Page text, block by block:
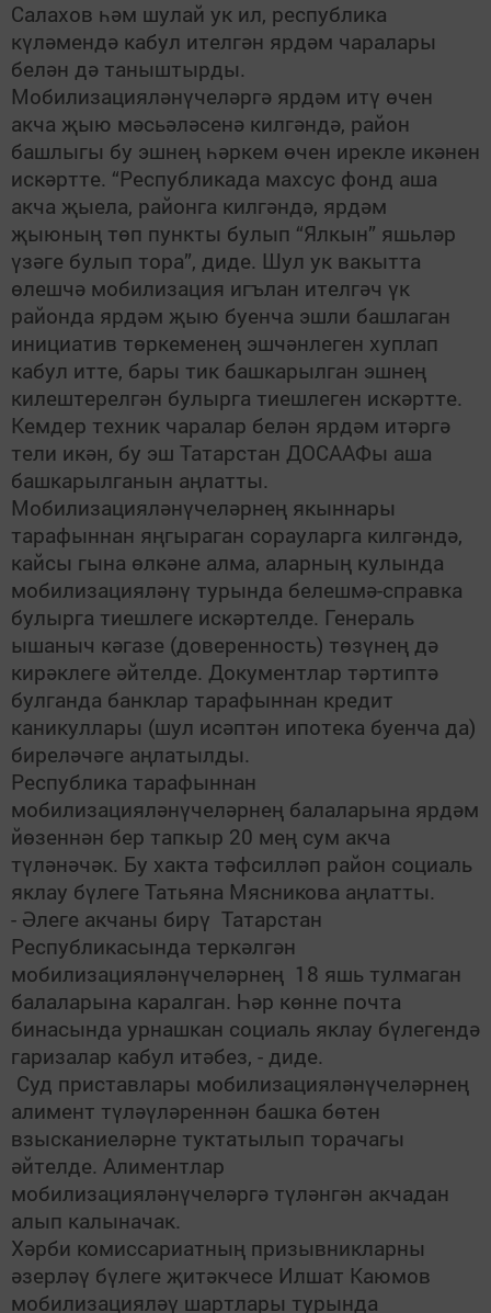
Салахов һәм шулай ук ил, республика
күләмендә кабул ителгән ярдәм чаралары
белән дә таныштырды.
Мобилизацияләнүчеләргә ярдәм итү өчен
акча җыю мәсьәләсенә килгәндә, район
башлыгы бу эшнең һәркем өчен ирекле икәнен
искәртте. “Республикада махсус фонд аша
акча җыела, районга килгәндә, ярдәм
җыюның төп пункты булып “Ялкын” яшьләр
үзәге булып тора”, диде. Шул ук вакытта
өлешчә мобилизация игълан ителгәч үк
районда ярдәм җыю буенча эшли башлаган
инициатив төркеменең эшчәнлеген хуплап
кабул итте, бары тик башкарылган эшнең
килештерелгән булырга тиешлеген искәртте.
Кемдер техник чаралар белән ярдәм итәргә
тели икән, бу эш Татарстан ДОСААФы аша
башкарылганын аңлатты.
Мобилизацияләнүчеләрнең якыннары
тарафыннан яңгыраган сорауларга килгәндә,
кайсы гына өлкәне алма, аларның кулында
мобилизацияләнү турында белешмә-справка
булырга тиешлеге искәртелде. Генераль
ышаныч кәгазе (доверенность) төзүнең дә
кирәклеге әйтелде. Документлар тәртиптә
булганда банклар тарафыннан кредит
каникуллары (шул исәптән ипотека буенча да)
биреләчәге аңлатылды.
Республика тарафыннан
мобилизацияләнүчеләрнең балаларына ярдәм
йөзеннән бер тапкыр 20 мең сум акча
түләнәчәк. Бу хакта тәфсилләп район социаль
яклау бүлеге Татьяна Мясникова аңлатты.
- Әлеге акчаны бирү Татарстан
Республикасында теркәлгән
мобилизацияләнүчеләрнең 18 яшь тулмаган
балаларына каралган. Һәр көнне почта
бинасында урнашкан социаль яклау бүлегендә
гаризалар кабул итәбез, - диде.
Суд приставлары мобилизацияләнүчеләрнең
алимент түләүләреннән башка бөтен
взысканиеләрне туктатылып торачагы
әйтелде. Алиментлар
мобилизацияләнүчеләргә түләнгән акчадан
алып калыначак.
Хәрби комиссариатның призывникларны
әзерләү бүлеге җитәкчесе Илшат Каюмов
мобилизацияләү шартлары турында